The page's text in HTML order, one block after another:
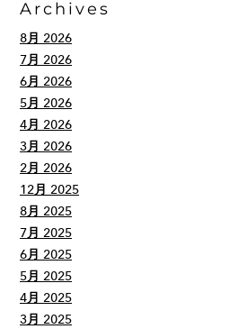
Archives
8月 2026
7月 2026
6月 2026
5月 2026
4月 2026
3月 2026
2月 2026
12月 2025
8月 2025
7月 2025
6月 2025
5月 2025
4月 2025
3月 2025